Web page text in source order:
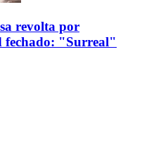
revolta por
fechado: "Surreal"